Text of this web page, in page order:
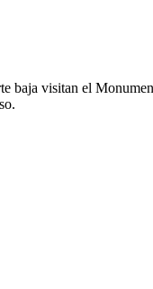
baja visitan el